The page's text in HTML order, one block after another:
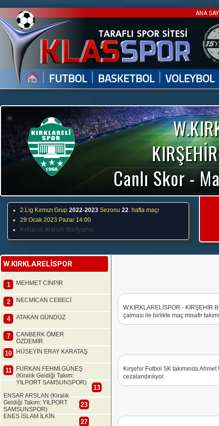
ANA
| FUTBOL | BASKETBOL | VOLEYBOL
Canlı Skor -
2.Lig Kırmızı Grup 2022-2023 Sezonu 22. hafta maçı
29 Ocak 2023 Pazar 14:00
Kırklareli Atatürk Stadyumu
W.KIRKLARELİSPOR
1 MEHMET CİNPİR
2 NECMİCAN CEBECİ
4 ATAKAN GÜNDÜZ
7
CANBERK ÖMER
ÖZDEMİR
10 HÜSEYİN ERAY KARATAŞ
11
FURKAN FEHMİ GÜNEŞ
(Kiralık Geldiği Takım:
YILPORT SAMSUNSPOR)
13
ENSAR ARSLAN (Kiralık
Geldiği Takım: YILPORT
SAMSUNSPOR)
23
ENES İSLAM İLKİN
27
W.KIRKLARELİSPOR - KIRŞEHİR
çalması ile birlikte maç misafir
Kırşehir Futbol SK takımında
cezalandırılıyor.